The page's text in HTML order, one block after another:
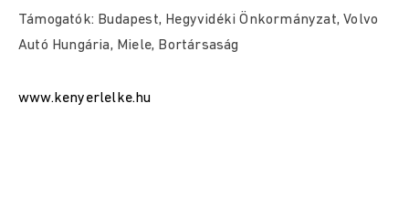
Támogatók: Budapest, Hegyvidéki Önkormányzat, Volvo
Autó Hungária, Miele, Bortársaság
www.kenyerlelke.hu